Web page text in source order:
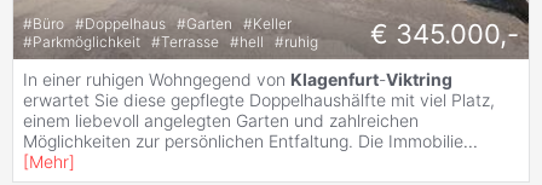
#Büro #Doppelhaus #Garten #Keller
#Parkmöglichkeit #Terrasse #hell #ruhig € 345.000,-
In einer ruhigen Wohngegend von Klagenfurt-Viktring
erwartet Sie diese gepflegte Doppelhaushälfte mit viel Platz,
einem liebevoll angelegten Garten und zahlreichen
Möglichkeiten zur persönlichen Entfaltung. Die Immobilie...
[Mehr]